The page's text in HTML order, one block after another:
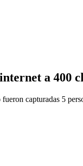
a 400
capturadas 5